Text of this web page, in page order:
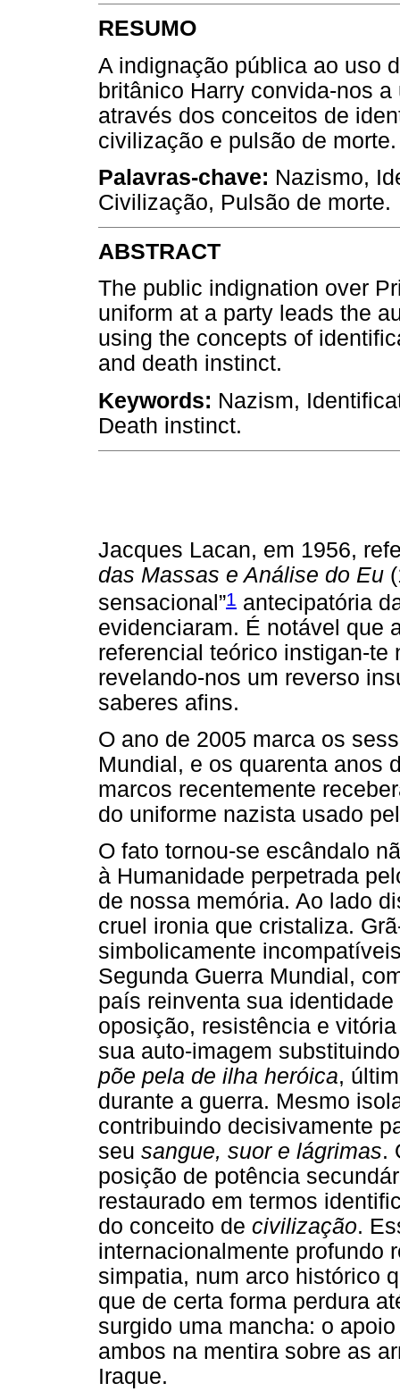
RESUMO
A indignação pública ao uso
britânico Harry convida-nos
através dos conceitos de
civilização e pulsão de morte.
Palavras-chave: Nazismo,
Civilização, Pulsão de morte.
ABSTRACT
The public indignation over
uniform at a party leads the
using the concepts of
and death instinct.
Keywords: Nazism,
Death instinct.
Jacques Lacan, em 1956,
das Massas e Análise do Eu
sensacional”1 antecipatória
evidenciaram. É notável que
referencial teórico instigan-te
revelando-nos um reverso
saberes afins.
O ano de 2005 marca os
Mundial, e os quarenta anos
marcos recentemente
do uniforme nazista usado
O fato tornou-se escândalo
à Humanidade perpetrada
de nossa memória. Ao lado
cruel ironia que cristaliza.
simbolicamente
Segunda Guerra Mundial,
país reinventa sua
oposição, resistência e
sua auto-imagem
põe pela de ilha heróica,
durante a guerra. Mesmo
contribuindo decisivamente
seu sangue, suor e lágrimas.
posição de potência
restaurado em termos
do conceito de civilização.
internacionalmente profundo
simpatia, num arco histórico
que de certa forma perdura
surgido uma mancha: o
ambos na mentira sobre as
Iraque.